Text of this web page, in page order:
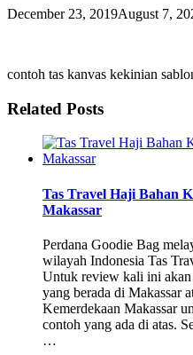
December 23, 2019August 7,
contoh tas kanvas kekinian
Related Posts
Tas Travel Haji Bahan
Makassar
Perdana Goodie Bag
wilayah Indonesia Tas
Untuk review kali ini akan
yang berada di Makassar
Kemerdekaan Makassar
contoh yang ada di atas.
…